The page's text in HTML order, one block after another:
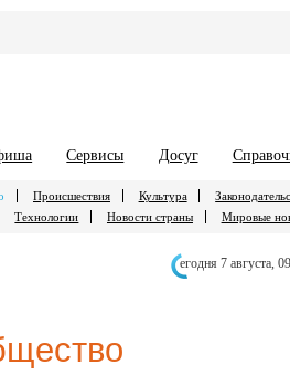
Сервисы Досуг
Происшествия Культура
Технологии Новости страны Мировые
егодня 7 августа,